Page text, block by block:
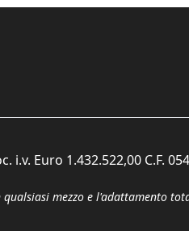
Euro 1.432.522,00 C.F.
mezzo e l'adattamento